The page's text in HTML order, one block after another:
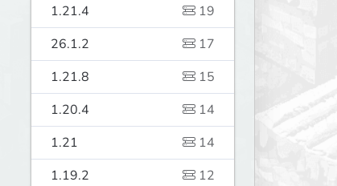
1.21.4
19
26.1.2
17
1.21.8
15
1.20.4
14
1.21
14
1.19.2
12